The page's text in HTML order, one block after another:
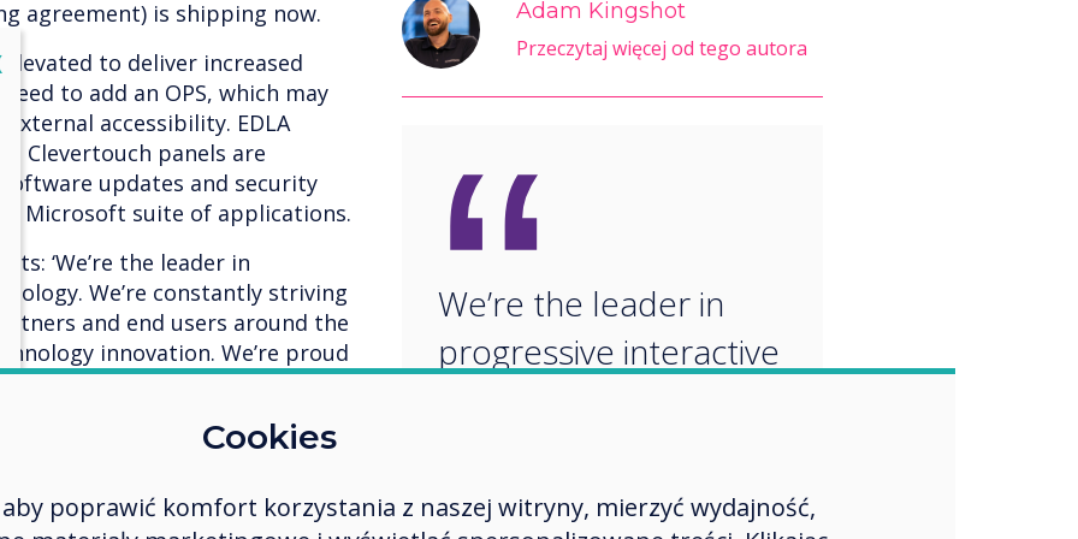
agreement) is shipping now.
elevated to deliver increased
to add an OPS, which may
accessibility. EDLA
Clevertouch panels are
updates and security
Microsoft suite of applications.
‘We’re the leader in
We’re constantly striving
and end users around the
innovation. We’re proud
for EDLA, a game-
ability to use Google’s suite of
certified panels are perfect for
and other collaborative
Adam Kingshot
Przeczytaj więcej od tego autora
“
We’re the leader in
progressive interactive
ensure we provide our
Cookies
poprawić komfort korzystania z naszej witryny, mierzyć wydajność,